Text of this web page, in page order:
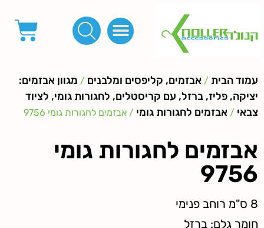
עמוד הבית / אבזמים, קליפסים ומלבנים / מגוון אבזמים:
יציקה, פליז, ברזל, עם קריסטלים, לחגורות גומי, לציוד
צבאי / אבזמים לחגורות גומי / אבזמים לחגורות גומי 9756
אבזמים לחגורות גומי
9756
8 ס"מ רוחב פנימי
חומר גלם: ברזל